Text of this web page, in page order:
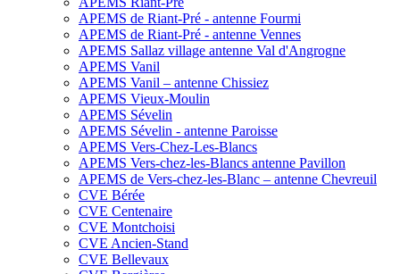
APEMS de Riant-Pré - antenne Fourmi
APEMS de Riant-Pré - antenne Vennes
APEMS Sallaz village antenne Val d'Angrogne
APEMS Vanil
APEMS Vanil – antenne Chissiez
APEMS Vieux-Moulin
APEMS Sévelin
APEMS Sévelin - antenne Paroisse
APEMS Vers-Chez-Les-Blancs
APEMS Vers-chez-les-Blancs antenne Pavillon
APEMS de Vers-chez-les-Blanc – antenne Chevreuil
CVE Bérée
CVE Centenaire
CVE Montchoisi
CVE Ancien-Stand
CVE Bellevaux